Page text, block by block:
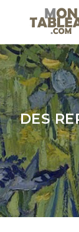
DES